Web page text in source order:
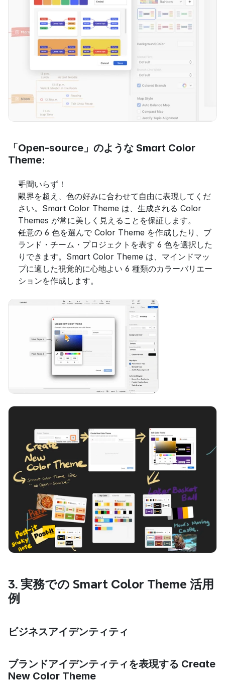
「Open-source」のような Smart Color
Theme:
手間いらず！
限界を超え、色の好みに合わせて自由に表現してくだ
さい。Smart Color Theme は、生成される Color
Themes が常に美しく見えることを保証します。
任意の 6 色を選んで Color Theme を作成したり、ブ
ランド・チーム・プロジェクトを表す 6 色を選択した
りできます。Smart Color Theme は、マインドマッ
プに適した視覚的に心地よい 6 種類のカラーバリエー
ションを作成します。
3. 実務での Smart Color Theme 活用
例
ビジネスアイデンティティ
ブランドアイデンティティを表現する Create
New Color Theme